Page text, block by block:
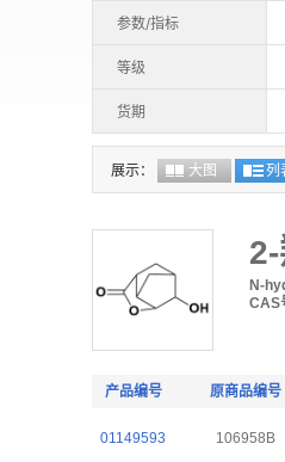
参数/指标
等级
货期
展示： 大图 列
N-
CAS
产品编号 原商品编号
01149593 106958B